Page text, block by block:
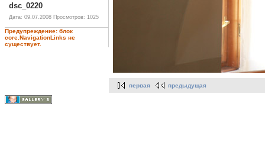
dsc_0220
Дата: 09.07.2008 Просмотров: 1025
Предупреждение: блок
core.NavigationLinks не
существует.
первая предыдущая